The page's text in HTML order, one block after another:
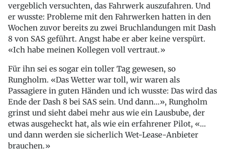
vergeblich versuchten, das Fahrwerk auszufahren. Und
er wusste: Probleme mit den Fahrwerken hatten in den
Wochen zuvor bereits zu zwei Bruchlandungen mit Dash
8 von SAS geführt. Angst habe er aber keine verspürt.
«Ich habe meinen Kollegen voll vertraut.»
Für ihn sei es sogar ein toller Tag gewesen, so
Rungholm. «Das Wetter war toll, wir waren als
Passagiere in guten Händen und ich wusste: Das wird das
Ende der Dash 8 bei SAS sein. Und dann…», Rungholm
grinst und sieht dabei mehr aus wie ein Lausbube, der
etwas ausgeheckt hat, als wie ein erfahrener Pilot, «…
und dann werden sie sicherlich Wet-Lease-Anbieter
brauchen.»